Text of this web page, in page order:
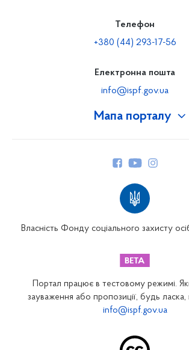
Мапа порталу
Закарпатське відділення
Запорізьке відділення
Телефон
+380 (44) 293-17-56
Електронна пошта
info@ispf.gov.ua
Власність Фонду соціального захисту
Портал працює в тестовому режимі.
зауваження або пропозиції, будь ласка,
info@ispf.gov.ua